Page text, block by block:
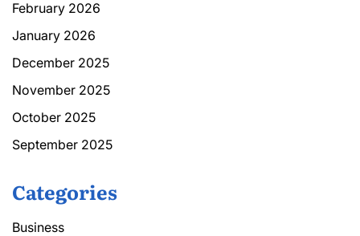
February 2026
January 2026
December 2025
November 2025
October 2025
September 2025
Categories
Business